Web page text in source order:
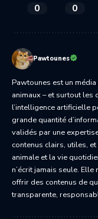
0 0
Pawtounes
Pawtounes est un
animaux – et surtout les
l’intelligence artificielle
grande quantité
validés par une
contenus clairs, utiles,
animale et la vie
n’écrit jamais seule.
offrir des contenus de
transparente,